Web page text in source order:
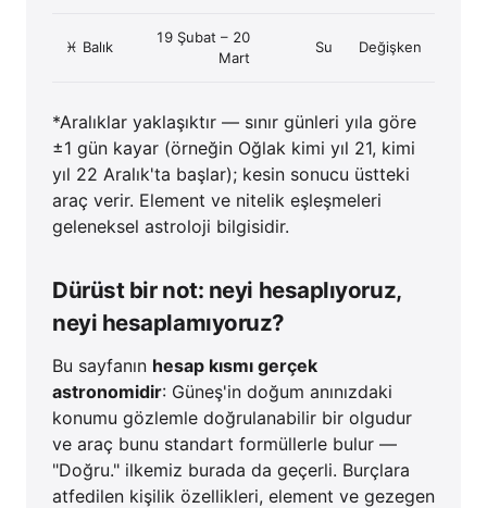
♓ Balık
19 Şubat – 20
Mart
Su Değişken
*Aralıklar yaklaşıktır — sınır günleri yıla göre
±1 gün kayar (örneğin Oğlak kimi yıl 21, kimi
yıl 22 Aralık'ta başlar); kesin sonucu üstteki
araç verir. Element ve nitelik eşleşmeleri
geleneksel astroloji bilgisidir.
Dürüst bir not: neyi hesaplıyoruz,
neyi hesaplamıyoruz?
Bu sayfanın hesap kısmı gerçek
astronomidir: Güneş'in doğum anınızdaki
konumu gözlemle doğrulanabilir bir olgudur
ve araç bunu standart formüllerle bulur —
"Doğru." ilkemiz burada da geçerli. Burçlara
atfedilen kişilik özellikleri, element ve gezegen